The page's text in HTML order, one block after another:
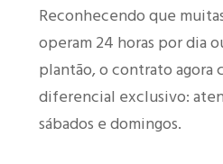
Reconhecendo que
operam 24 horas por dia
plantão, o contrato agora
diferencial exclusivo:
sábados e domingos.